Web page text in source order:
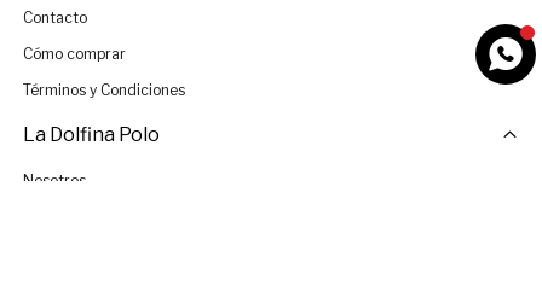
Contacto
Cómo comprar
Términos y Condiciones
La Dolfina Polo
Nosotros